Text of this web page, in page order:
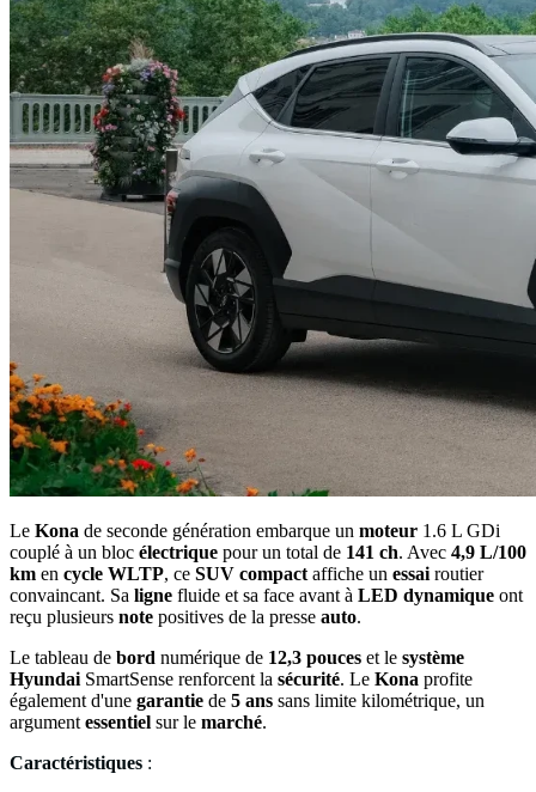
Le Kona de seconde génération embarque un moteur 1.6 L GDi
couplé à un bloc électrique pour un total de 141 ch. Avec 4,9 L/100
km en cycle WLTP, ce SUV compactaffiche un essairoutier
convaincant. Sa ligne fluide et sa face avant à LED dynamique ont
reçu plusieurs note positives de la presse auto.
Le tableau de bord numérique de 12,3 pouces et le système
HyundaiSmartSense renforcent la sécurité. Le Kona profite
également d'une garantie de 5 ans sans limite kilométrique, un
argumentessentiel sur le marché.
Caractéristiques :